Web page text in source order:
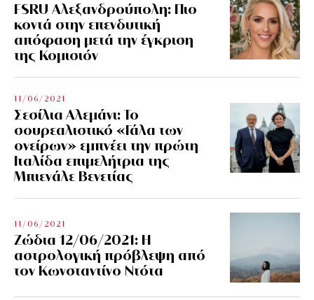
FSRU Αλεξανδρούπολη: Πιο
κοντά στην επενδυτική
απόφαση μετά την έγκριση
της Κομισιόν
11/06/2021
Σεσίλια Αλεμάνι: Το
σουρεαλιστικό «Γάλα των
ονείρων» εμπνέει την πρώτη
Ιταλίδα επιμελήτρια της
Μπιενάλε Βενετίας
11/06/2021
Ζώδια 12/06/2021: Η
αστρολογική πρόβλεψη από
τον Κωνσταντίνο Ντότα